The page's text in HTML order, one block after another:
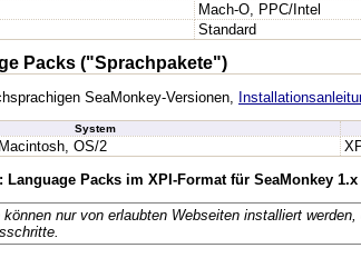
Mach-O, PPC/Intel
Standard
Packs ("Sprachpakete")
SeaMonkey-Versionen,
System
OS/2
Language Packs im XPI-Format für SeaMonkey 1.x
nur von erlaubten Webseiten installiert